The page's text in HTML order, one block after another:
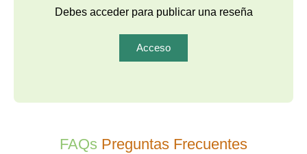
Debes acceder para publicar una reseña
Acceso
FAQs Preguntas Frecuentes